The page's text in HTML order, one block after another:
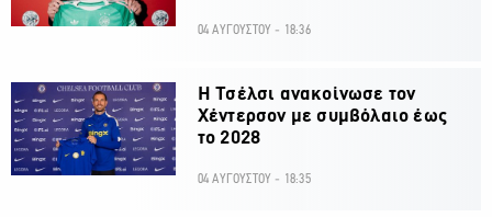
04 ΑΥΓΟΥΣΤΟΥ - 18:36
H Τσέλσι ανακοίνωσε τον
Χέντερσον με συμβόλαιο έως
το 2028
04 ΑΥΓΟΥΣΤΟΥ - 18:35